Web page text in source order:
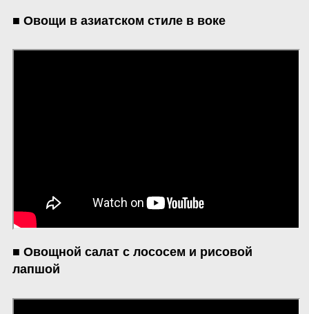
■ Овощи в азиатском стиле в воке
■ Овощной салат с лососем и рисовой
лапшой